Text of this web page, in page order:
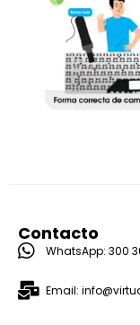
Contacto
WhatsApp: 300
Email: